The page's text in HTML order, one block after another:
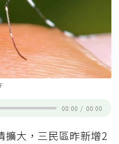
00:00 / 00:00
擴大，三民區昨新增2